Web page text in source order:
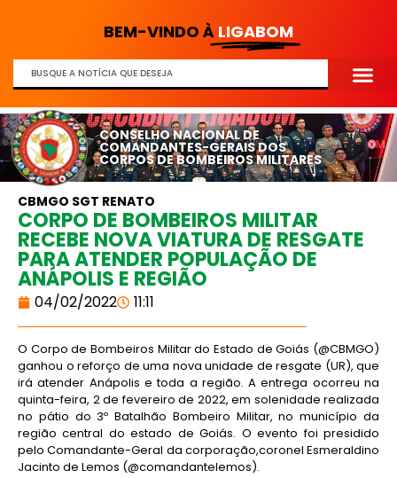
BEM-VINDO À LIGABOM
CONSELHO NACIONAL DE
COMANDANTES-GERAIS DOS
CORPOS DE BOMBEIROS MILITARES
CBMGO SGT RENATO
CORPO DE BOMBEIROS MILITAR
RECEBE NOVA VIATURA DE RESGATE
PARA ATENDER POPULAÇÃO DE
ANÁPOLIS E REGIÃO
04/02/2022 11:11
O Corpo de Bombeiros Militar do Estado de Goiás (@CBMGO)
ganhou o reforço de uma nova unidade de resgate (UR), que
irá atender Anápolis e toda a região. A entrega ocorreu na
quinta-feira, 2 de fevereiro de 2022, em solenidade realizada
no pátio do 3º Batalhão Bombeiro Militar, no município da
região central do estado de Goiás. O evento foi presidido
pelo Comandante-Geral da corporação,coronel Esmeraldino
Jacinto de Lemos (@comandantelemos).